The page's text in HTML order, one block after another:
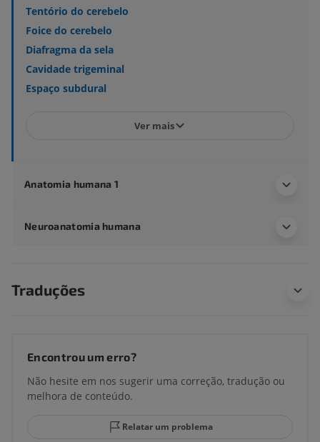
Tentório do cerebelo
Foice do cerebelo
Diafragma da sela
Cavidade trigeminal
Espaço subdural
Ver mais
Anatomia humana 1
Neuroanatomia humana
Traduções
Encontrou um erro?
Não hesite em nos sugerir uma correção, tradução ou
melhora de conteúdo.
Relatar um problema